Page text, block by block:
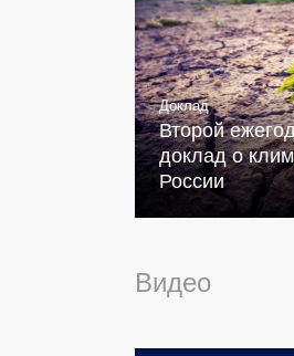
Доклад
Второй
доклад о
России
Видео